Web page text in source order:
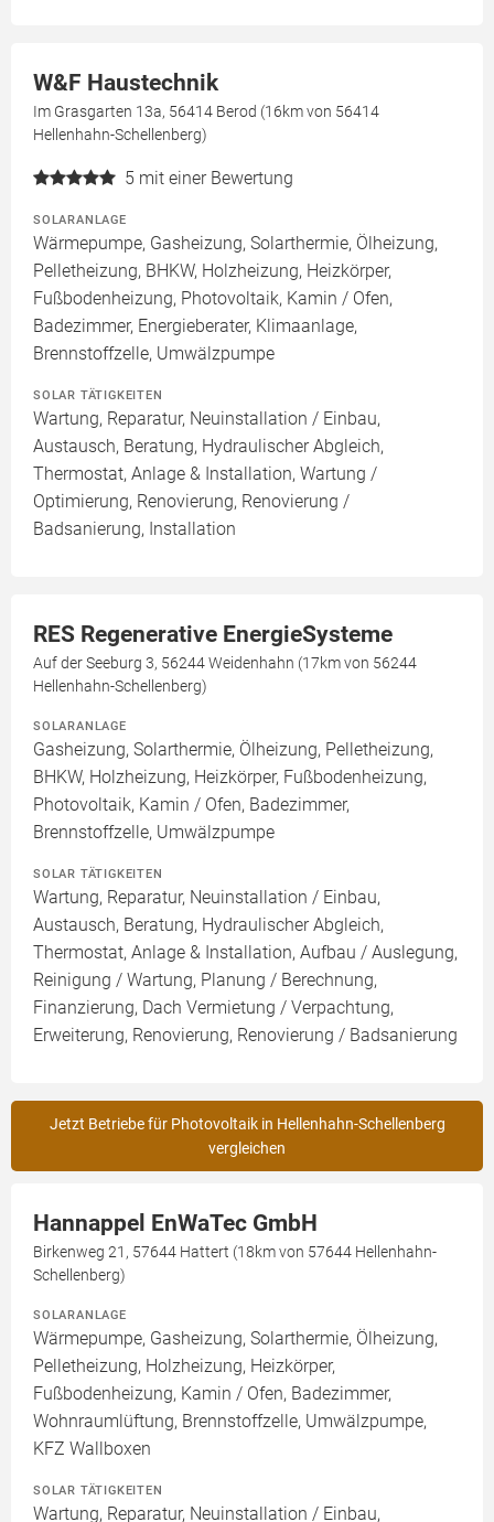
W&F Haustechnik
Im Grasgarten 13a, 56414 Berod (16km von 56414
Hellenhahn-Schellenberg)
5 mit einer Bewertung
SOLARANLAGE
Wärmepumpe, Gasheizung, Solarthermie, Ölheizung,
Pelletheizung, BHKW, Holzheizung, Heizkörper,
Fußbodenheizung, Photovoltaik, Kamin / Ofen,
Badezimmer, Energieberater, Klimaanlage,
Brennstoffzelle, Umwälzpumpe
SOLAR TÄTIGKEITEN
Wartung, Reparatur, Neuinstallation / Einbau,
Austausch, Beratung, Hydraulischer Abgleich,
Thermostat, Anlage & Installation, Wartung /
Optimierung, Renovierung, Renovierung /
Badsanierung, Installation
RES Regenerative EnergieSysteme
Auf der Seeburg 3, 56244 Weidenhahn (17km von 56244
Hellenhahn-Schellenberg)
SOLARANLAGE
Gasheizung, Solarthermie, Ölheizung, Pelletheizung,
BHKW, Holzheizung, Heizkörper, Fußbodenheizung,
Photovoltaik, Kamin / Ofen, Badezimmer,
Brennstoffzelle, Umwälzpumpe
SOLAR TÄTIGKEITEN
Wartung, Reparatur, Neuinstallation / Einbau,
Austausch, Beratung, Hydraulischer Abgleich,
Thermostat, Anlage & Installation, Aufbau / Auslegung,
Reinigung / Wartung, Planung / Berechnung,
Finanzierung, Dach Vermietung / Verpachtung,
Erweiterung, Renovierung, Renovierung / Badsanierung
Jetzt Betriebe für Photovoltaik in Hellenhahn-Schellenberg
vergleichen
Hannappel EnWaTec GmbH
Birkenweg 21, 57644 Hattert (18km von 57644 Hellenhahn-
Schellenberg)
SOLARANLAGE
Wärmepumpe, Gasheizung, Solarthermie, Ölheizung,
Pelletheizung, Holzheizung, Heizkörper,
Fußbodenheizung, Kamin / Ofen, Badezimmer,
Wohnraumlüftung, Brennstoffzelle, Umwälzpumpe,
KFZ Wallboxen
SOLAR TÄTIGKEITEN
Wartung, Reparatur, Neuinstallation / Einbau,